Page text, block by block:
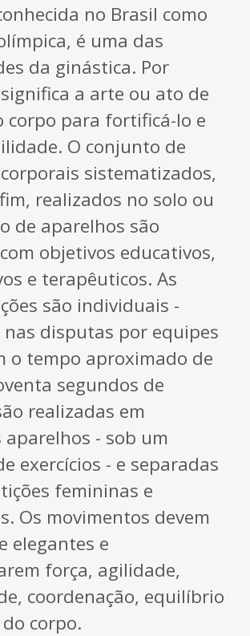
no Brasil como
é uma das
da ginástica. Por
a arte ou ato de
corpo para fortificá-lo e
O conjunto de
sistematizados,
realizados no solo ou
de aparelhos são
objetivos educativos,
e terapêuticos. As
são individuais -
disputas por equipes
o tempo aproximado de
segundos de
realizadas em
- sob um
exercícios - e separadas
femininas e
Os movimentos devem
elegantes e
força, agilidade,
coordenação, equilíbrio
corpo.